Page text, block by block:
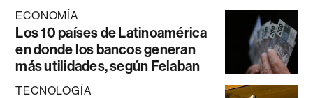
ECONOMÍA
Los 10 países de Latinoamérica
en donde los bancos generan
más utilidades, según Felaban
TECNOLOGÍA